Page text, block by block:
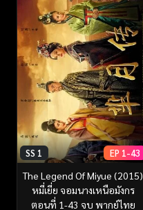
SS 1 EP 1-43
The Legend Of Miyue (2015)
หมี่เยี่ย จอมนางเหนือมังกร
ตอนที่ 1-43 จบ พากย์ไทย